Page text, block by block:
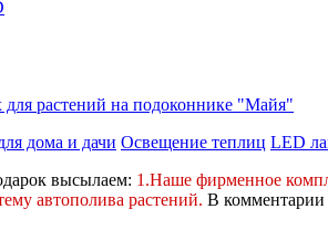
растений на подоконнике "Майя"
дома и дачи Освещение теплиц LED
высылаем: 1.Наше фирменное
автополива растений. В комментарии